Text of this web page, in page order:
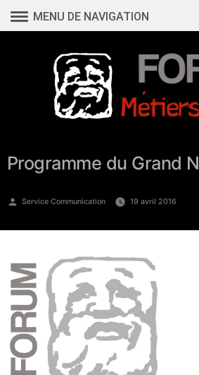
contenu
MENU DE NAVIGATION
Programme du Grand
Publié
Service Communication 19 avril 2016